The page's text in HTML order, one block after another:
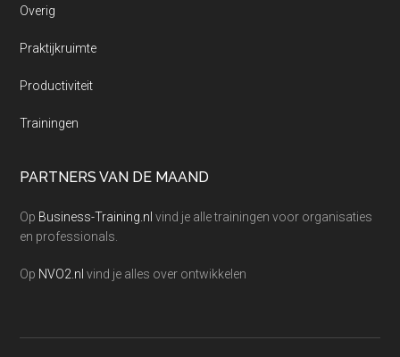
Overig
Praktijkruimte
Productiviteit
Trainingen
PARTNERS VAN DE MAAND
Op Business-Training.nl vind je alle trainingen voor organisaties
en professionals.
Op NVO2.nl vind je alles over ontwikkelen